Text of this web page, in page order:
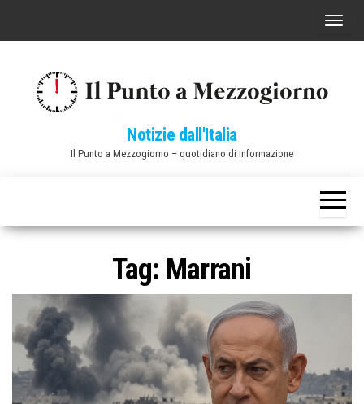
C
a
v
a
o
n
Notizie dall'Italia
Il Punto a Mezzogiorno – quotidiano di informazione
Tag: Marrani